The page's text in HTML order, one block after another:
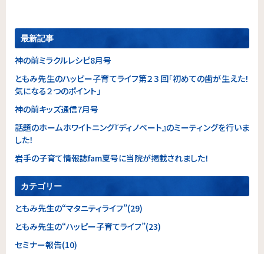
最新記事
神の前ミラクルレシピ8月号
ともみ先生のハッピー子育てライフ第２３回「初めての歯が生えた！
気になる２つのポイント」
神の前キッズ通信7月号
話題のホームホワイトニング『ディノベート』のミーティングを行いま
した！
岩手の子育て情報誌fam夏号に当院が掲載されました！
カテゴリー
ともみ先生の“マタニティライフ”(29)
ともみ先生の“ハッピー子育てライフ”(23)
セミナー報告(10)